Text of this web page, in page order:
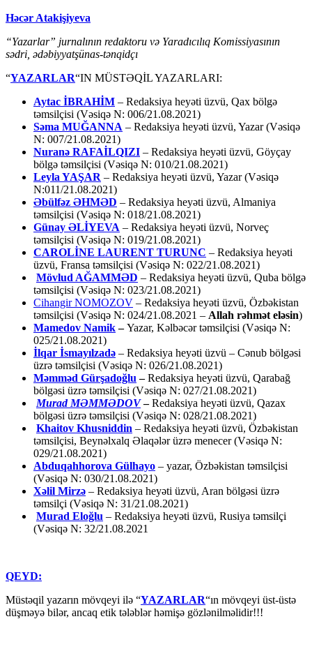
Həcər Atakişiyeva
“Yazarlar” jurnalının redaktoru və Yaradıcılıq Komissiyasının
sədri, ədəbiyyatşünas-tənqidçı
“YAZARLAR“IN MÜSTƏQİL YAZARLARI:
Aytac İBRAHİM – Redaksiya heyəti üzvü, Qax bölgə
təmsilçisi (Vəsiqə N: 006/21.08.2021)
Səma MUĞANNA – Redaksiya heyəti üzvü, Yazar (Vəsiqə
N: 007/21.08.2021)
Nuranə RAFAİLQIZI – Redaksiya heyəti üzvü, Göyçay
bölgə təmsilçisi (Vəsiqə N: 010/21.08.2021)
Leyla YAŞAR – Redaksiya heyəti üzvü, Yazar (Vəsiqə
N:011/21.08.2021)
Əbülfəz ƏHMƏD – Redaksiya heyəti üzvü, Almaniya
təmsilçisi (Vəsiqə N: 018/21.08.2021)
Günay ƏLİYEVA – Redaksiya heyəti üzvü, Norveç
təmsilçisi (Vəsiqə N: 019/21.08.2021)
CAROLİNE LAURENT TURUNC – Redaksiya heyəti
üzvü, Fransa təmsilçisi (Vəsiqə N: 022/21.08.2021)
Mövlud AĞAMMƏD – Redaksiya heyəti üzvü, Quba bölgə
təmsilçisi (Vəsiqə N: 023/21.08.2021)
Cihangir NOMOZOV – Redaksiya heyəti üzvü, Özbəkistan
təmsilçisi (Vəsiqə N: 024/21.08.2021 – Allah rəhmət eləsin)
Mamedov Namik–Yazar, Kəlbəcər təmsilçisi (Vəsiqə N:
025/21.08.2021)
İlqar İsmayılzadə – Redaksiya heyəti üzvü – Cənub bölgəsi
üzrə təmsilçisi (Vəsiqə N: 026/21.08.2021)
Məmməd Gürşadoğlu –Redaksiya heyəti üzvü, Qarabağ
bölgəsi üzrə təmsilçisi (Vəsiqə N: 027/21.08.2021)
Murad MƏMMƏDOV –Redaksiya heyəti üzvü, Qazax
bölgəsi üzrə təmsilçisi (Vəsiqə N: 028/21.08.2021)
Khaitov Khusniddin – Redaksiya heyəti üzvü, Özbəkistan
təmsilçisi, Beynəlxalq Əlaqələr üzrə menecer (Vəsiqə N:
029/21.08.2021)
Abduqahhorova Gülhayo – yazar, Özbəkistan təmsilçisi
(Vəsiqə N: 030/21.08.2021)
Xəlil Mirzə – Redaksiya heyəti üzvü, Aran bölgəsi üzrə
təmsilçi (Vəsiqə N: 31/21.08.2021)
Murad Eloğlu – Redaksiya heyəti üzvü, Rusiya təmsilçi
(Vəsiqə N: 32/21.08.2021
QEYD:
Müstəqil yazarın mövqeyi ilə “YAZARLAR“ın mövqeyi üst-üstə
düşməyə bilər, ancaq etik tələblər həmişə gözlənilməlidir!!!